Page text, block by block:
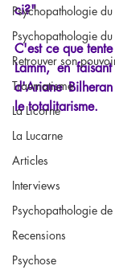
Psychopathologie
Psychopathologie
Retrouver son
Traumatisme
La Licorne
La Lucarne
Articles
Interviews
Psychopathologie
Recensions
Psychose
ci?"
C'est ce que
Lamm, en
d'Ariane
le totalitarisme.